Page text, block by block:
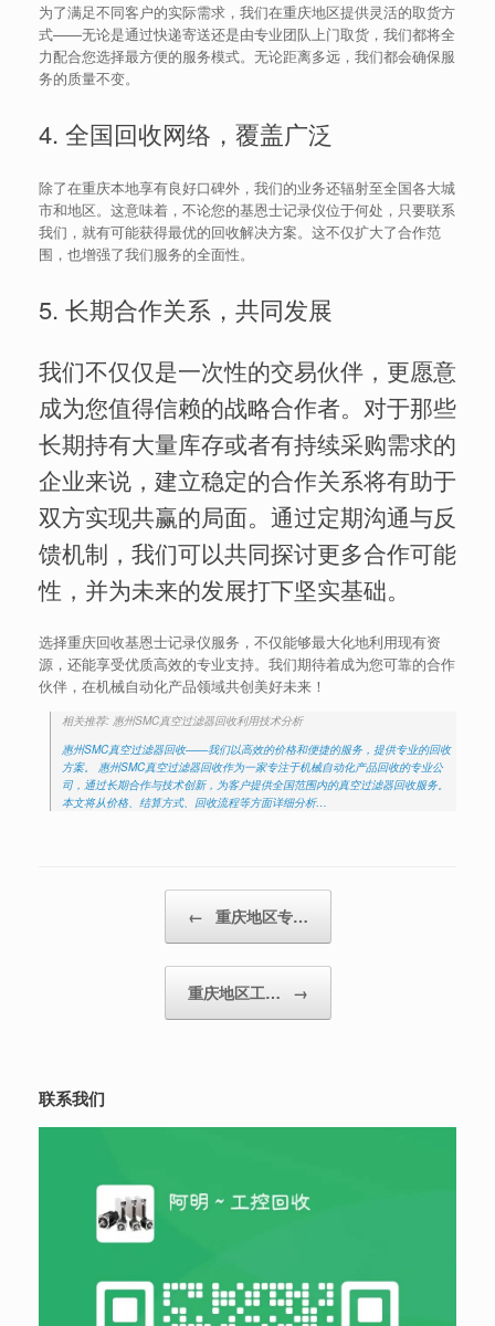
为了满足不同客户的实际需求，我们在重庆地区提供灵活的取货方
式——无论是通过快递寄送还是由专业团队上门取货，我们都将全
力配合您选择最方便的服务模式。无论距离多远，我们都会确保服
务的质量不变。
4. 全国回收网络，覆盖广泛
除了在重庆本地享有良好口碑外，我们的业务还辐射至全国各大城
市和地区。这意味着，不论您的基恩士记录仪位于何处，只要联系
我们，就有可能获得最优的回收解决方案。这不仅扩大了合作范
围，也增强了我们服务的全面性。
5. 长期合作关系，共同发展
我们不仅仅是一次性的交易伙伴，更愿意
成为您值得信赖的战略合作者。对于那些
长期持有大量库存或者有持续采购需求的
企业来说，建立稳定的合作关系将有助于
双方实现共赢的局面。通过定期沟通与反
馈机制，我们可以共同探讨更多合作可能
性，并为未来的发展打下坚实基础。
选择重庆回收基恩士记录仪服务，不仅能够最大化地利用现有资
源，还能享受优质高效的专业支持。我们期待着成为您可靠的合作
伙伴，在机械自动化产品领域共创美好未来！
相关推荐: 惠州SMC真空过滤器回收利用技术分析
惠州SMC真空过滤器回收——我们以高效的价格和便捷的服务，提供专业的回收
方案。 惠州SMC真空过滤器回收作为一家专注于机械自动化产品回收的专业公
司，通过长期合作与技术创新，为客户提供全国范围内的真空过滤器回收服务。
本文将从价格、结算方式、回收流程等方面详细分析…
← 重庆地区专…
重庆地区工… →
联系我们